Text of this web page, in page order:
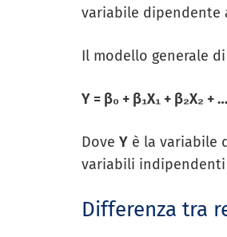
variabile
Il modello generale
Y = β₀ + β₁X₁ + β₂X₂ +
Dove Y è la variabile
variabili indipendenti
Differenza tra